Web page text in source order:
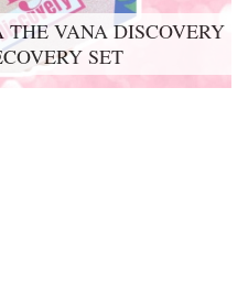
VANA DISCOVERY
SET